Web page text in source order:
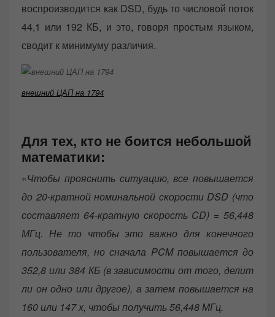
воспроизводится как DSD, будь то числовой поток
44,1 или 192 КБ, и это, говоря простым языком,
сводит к минимуму различия.
внешний ЦАП на 1794
Для тех, кто не боится небольшой
математики:
«Чтобы прояснить ситуацию, все повышается
до 20-кратной номинальной скорости DSD (что
составляет 64-кратную скорость CD) = 56,448
МГц. Не то чтобы это важно для конечного
пользователя, но сначала PCM повышается до
352,8 или 384 КБ (в зависимости от того, делит
ли он одно или другое), а затем повышается на
160 или 147 x, чтобы получить 56,448 МГц.